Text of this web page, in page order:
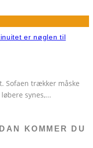
er nøglen til
Sofaen trækker måske
synes,...
KOMMER DU